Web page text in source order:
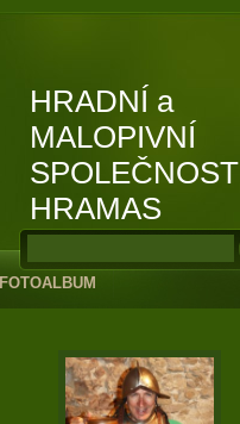
HRADNÍ a
MALOPIVNÍ
SPOLEČNOST
HRAMAS
FOTOALBUM